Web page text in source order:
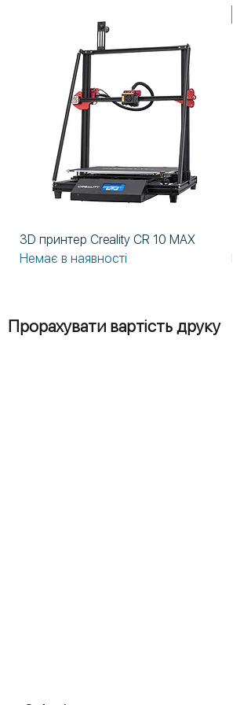
3D принтер Creality CR 10 MAX
Немає в наявності
Прорахувати вартість друку